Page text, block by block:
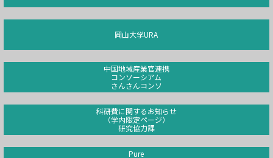
岡山大学URA
中国地域産業官連携
コンソーシアム
さんさんコンソ
科研費に関するお知らせ
（学内限定ページ）
研究協力課
Pure